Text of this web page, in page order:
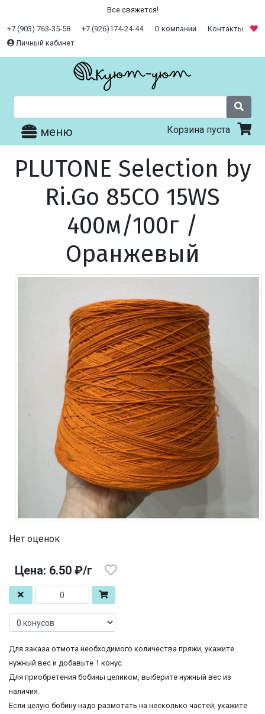
Все свяжется!
+7 (903) 763-35-58 +7 (926)174-24-44 О компании
Контакты
Личный кабинет
меню Корзина пуста
PLUTONE Selection by
Ri.Go 85CO 15WS
400м/100г /
Оранжевый
Нет оценок
Цена: 6.50 ₽/г
Для заказа отмота необходимого количества пряжи, укажите
нужный вес и добавьте 1 конус.
Для приобретения бобины целиком, выберите нужный вес из
наличия.
Если целую бобину надо размотать на несколько частей, укажите